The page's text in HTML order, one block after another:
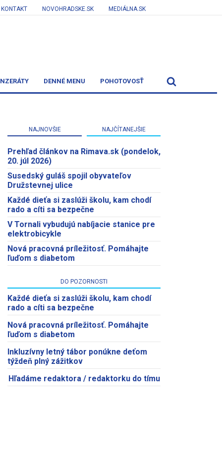
KONTAKT NOVOHRADSKE.SK MEDIÁLNA.SK
DENNÉ MENU POHOTOVOSŤ
NAJNOVŠIE NAJČÍTANEJŠIE
Prehľad článkov na Rimava.sk (pondelok,
20. júl 2026)
Susedský guláš spojil obyvateľov
Družstevnej ulice
Každé dieťa si zaslúži školu, kam chodí
rado a cíti sa bezpečne
V Tornali vybudujú nabíjacie stanice pre
elektrobicykle
Nová pracovná príležitosť. Pomáhajte
ľuďom s diabetom
DO POZORNOSTI
Každé dieťa si zaslúži školu, kam chodí
rado a cíti sa bezpečne
Nová pracovná príležitosť. Pomáhajte
ľuďom s diabetom
Inkluzívny letný tábor ponúkne deťom
týždeň plný zážitkov
Hľadáme redaktora / redaktorku do tímu